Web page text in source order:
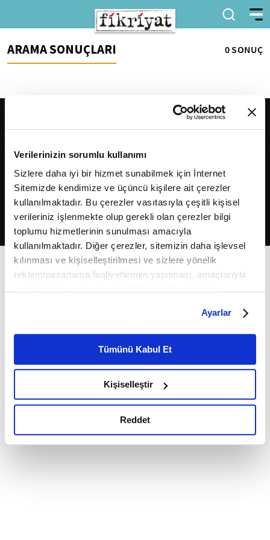
Verilerinizin sorumlu kullanımı
Sizlere daha iyi bir hizmet sunabilmek için İnternet
Sitemizde kendimize ve üçüncü kişilere ait çerezler
kullanılmaktadır. Bu çerezler vasıtasıyla çeşitli kişisel
verileriniz işlenmekte olup gerekli olan çerezler bilgi
toplumu hizmetlerinin sunulması amacıyla
kullanılmaktadır. Diğer çerezler, sitemizin daha işlevsel
kılınması ve kişiselleştirilmesi ve sizlere yönelik
reklam/pazarlama faaliyetlerinin yapılması, amaçlarıyla
belirleyebilirsiniz. Çerezlere ilişkin detaylı bilgi için
Ayarlar butonuna tıklayabilir,Çerez Bilgilendirme
Metnimizi ziyaret edebilirsiniz.
6698 sayılı Kişisel Verilerin Korunması Kanunu uyarınca
okumak ve sitemizi ziyaretiniz kapsamında
gerçekleştirilen veri işleme faaliyetleri ile ilgili daha
detaylı bilgi almak için lütfentıklayınız.
Ayarlar
Tümünü Kabul Et
Kişiselleştir
Reddet
ARAMA SONUÇLARI 0 SONUÇ
2026Fikriyat. Tüm hakları saklıdır.